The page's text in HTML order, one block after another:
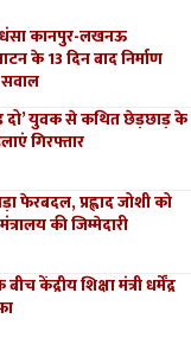
धंसा कानपुर-लखनऊ
के 13 दिन बाद निर्माण
दो’ युवक से कथित छेड़छाड़ के
गिरफ्तार
फेरबदल, प्रह्लाद जोशी को
की जिम्मेदारी
केंद्रीय शिक्षा मंत्री धर्मेंद्र